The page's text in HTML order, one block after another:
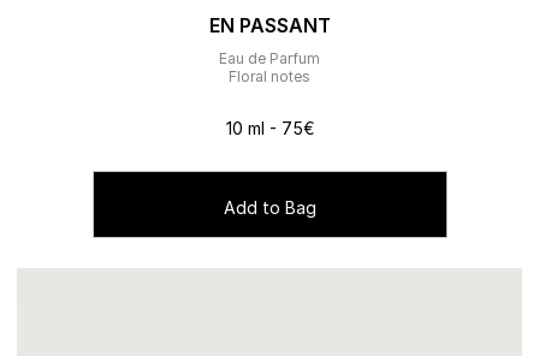
EN PASSANT
Eau de Parfum
Floral notes
10 ml - 75€
Add to Bag